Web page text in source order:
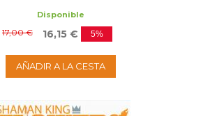
Disponible
17,00 € 16,15 € 5%
AÑADIR A LA CESTA